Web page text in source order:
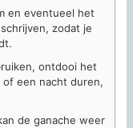
en eventueel het
zodat je
ontdooi het
of een nacht duren,
de ganache weer